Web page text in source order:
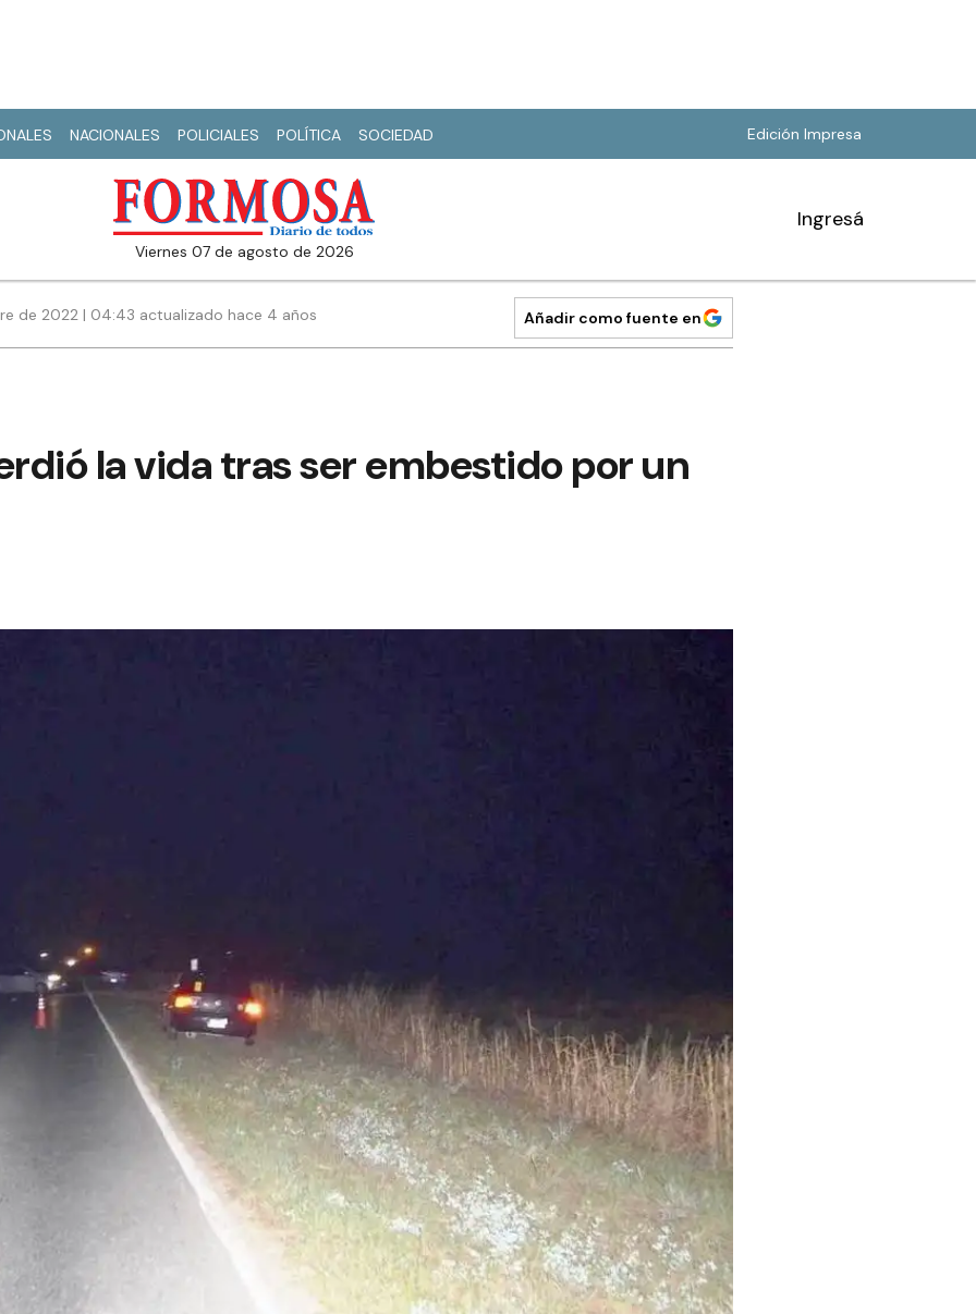
NACIONALES POLICIALES POLÍTICA SOCIEDAD Edición Impresa
viernes 07 de agosto de 2026
Ingresá
de 2022 | 04:43 actualizado hace 4 años Añadir como fuente en
la vida tras ser embestido por un